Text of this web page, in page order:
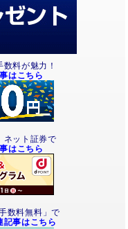
数料が魅力！
はこちら
ネット証券で
はこちら
数料無料」で
記事はこちら